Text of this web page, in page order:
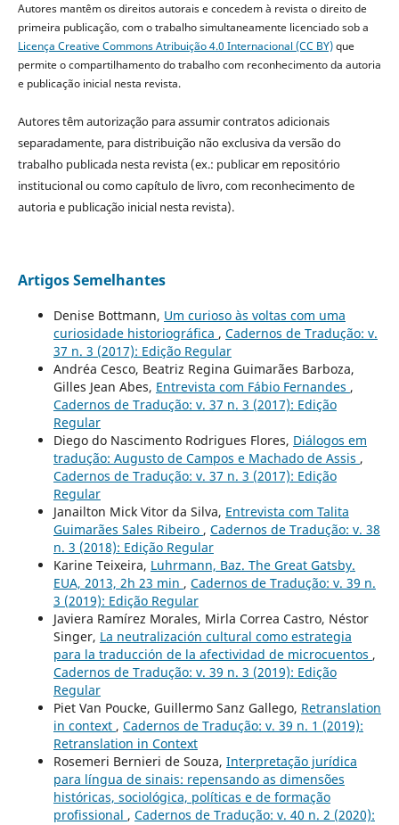
Autores mantêm os direitos autorais e concedem à revista o direito de
primeira publicação, com o trabalho simultaneamente licenciado sob a
Licença Creative Commons Atribuição 4.0 Internacional (CC BY)que
permite o compartilhamento do trabalho com reconhecimento da autoria
e publicação inicial nesta revista.
Autores têm autorização para assumir contratos adicionais
separadamente, para distribuição não exclusiva da versão do
trabalho publicada nesta revista (ex.: publicar em repositório
institucional ou como capítulo de livro, com reconhecimento de
autoria e publicação inicial nesta revista).
Artigos Semelhantes
Denise Bottmann, Um curioso às voltas com uma
curiosidade historiográfica , Cadernos de Tradução: v.
37 n. 3 (2017): Edição Regular
Andréa Cesco, Beatriz Regina Guimarães Barboza,
Gilles Jean Abes, Entrevista com Fábio Fernandes ,
Cadernos de Tradução: v. 37 n. 3 (2017): Edição
Regular
Diego do Nascimento Rodrigues Flores, Diálogos em
tradução: Augusto de Campos e Machado de Assis ,
Cadernos de Tradução: v. 37 n. 3 (2017): Edição
Regular
Janailton Mick Vitor da Silva, Entrevista com Talita
Guimarães Sales Ribeiro , Cadernos de Tradução: v. 38
n. 3 (2018): Edição Regular
Karine Teixeira, Luhrmann, Baz. The Great Gatsby.
EUA, 2013, 2h 23 min , Cadernos de Tradução: v. 39 n.
3 (2019): Edição Regular
Javiera Ramírez Morales, Mirla Correa Castro, Néstor
Singer, La neutralización cultural como estrategia
para la traducción de la afectividad de microcuentos ,
Cadernos de Tradução: v. 39 n. 3 (2019): Edição
Regular
Piet Van Poucke, Guillermo Sanz Gallego, Retranslation
in context , Cadernos de Tradução: v. 39 n. 1 (2019):
Retranslation in Context
Rosemeri Bernieri de Souza, Interpretação jurídica
para língua de sinais: repensando as dimensões
históricas, sociológica, políticas e de formação
profissional , Cadernos de Tradução: v. 40 n. 2 (2020):